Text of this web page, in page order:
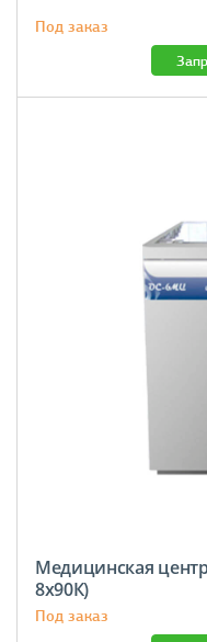
Под заказ
Медицинская
8х90К)
Под заказ